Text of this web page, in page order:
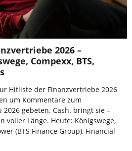
2026 –
Compexx, BTS,
Hitliste der Finanzvertriebe 2026
um Kommentare zum
gebeten. Cash. bringt sie –
voller Länge. Heute: Königswege,
(BTS Finance Group), Financial